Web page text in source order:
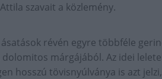
szavait a közlemény.
révén egyre többféle
dolomitos márgájából. Az idei
hosszú tövisnyúlványa is azt